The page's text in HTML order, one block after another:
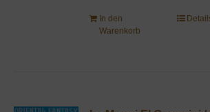
In den
Warenkorb